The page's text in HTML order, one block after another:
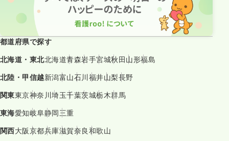
都道府県で探す
北海道・東北北海道青森岩手宮城秋田山形福島
北陸・甲信越新潟富山石川福井山梨長野
関東東京神奈川埼玉千葉茨城栃木群馬
東海愛知岐阜静岡三重
関西大阪京都兵庫滋賀奈良和歌山